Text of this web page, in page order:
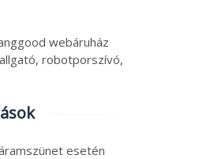
webáruház
robotporszívó,
esetén